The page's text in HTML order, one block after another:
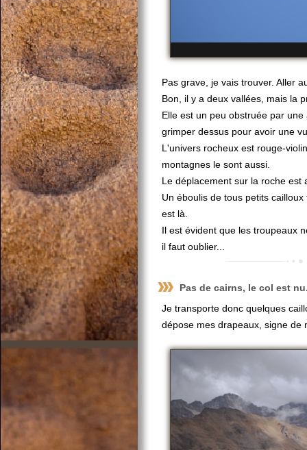
Pas grave, je vais trouver. Aller
Bon, il y a deux vallées, mais la
Elle est un peu obstruée par
grimper dessus pour avoir une
L'univers rocheux est rouge-
montagnes le sont aussi.
Le déplacement sur la roche est
Un éboulis de tous petits
est là.
Il est évident que les troupeaux
il faut oublier...
Pas de cairns, le col est
Je transporte donc quelques
dépose mes drapeaux, signe de